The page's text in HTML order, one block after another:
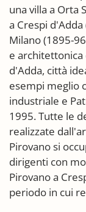
una villa a Orta
a Crespi
Milano (1895-
e
d'Adda, città
esempi meglio
industriale e
1995. Tutte le
realizzate
Pirovano si
dirigenti con
Pirovano a
periodo in cui